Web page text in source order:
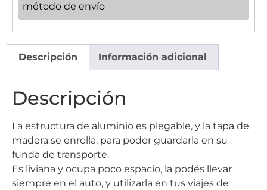
método de envío
Descripción Información adicional
Descripción
La estructura de aluminio es plegable, y la tapa de
madera se enrolla, para poder guardarla en su
funda de transporte.
Es liviana y ocupa poco espacio, la podés llevar
siempre en el auto, y utilizarla en tus viajes de